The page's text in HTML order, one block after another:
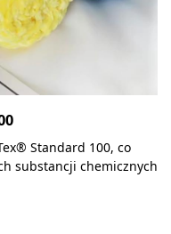
Standard 100, co
substancji chemicznych